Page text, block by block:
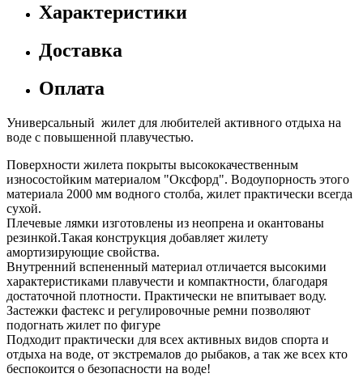
Характеристики
Доставка
Оплата
Универсальный жилет для любителей активного отдыха на
воде с повышенной плавучестью.
Поверхности жилета покрыты высококачественным
износостойким материалом "Оксфорд". Водоупорность этого
материала 2000 мм водного столба, жилет практически всегда
сухой.
Плечевые лямки изготовлены из неопрена и окантованы
резинкой.Такая конструкция добавляет жилету
амортизирующие свойства.
Внутренний вспененный материал отличается высокими
характеристиками плавучести и компактности, благодаря
достаточной плотности. Практически не впитывает воду.
Застежки фастекс и регулировочные ремни позволяют
подогнать жилет по фигуре
Подходит практически для всех активных видов спорта и
отдыха на воде, от экстремалов до рыбаков, а так же всех кто
беспокоится о безопасности на воде!